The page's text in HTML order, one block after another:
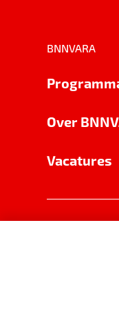
BNNVARA
Over
Vacatures